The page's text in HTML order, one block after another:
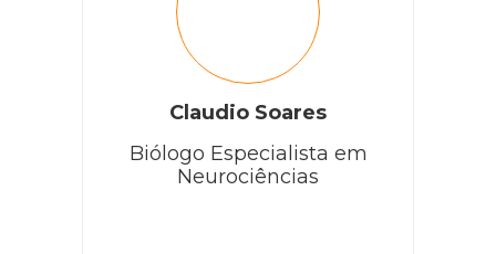
Claudio Soares
Biólogo Especialista em
Neurociências